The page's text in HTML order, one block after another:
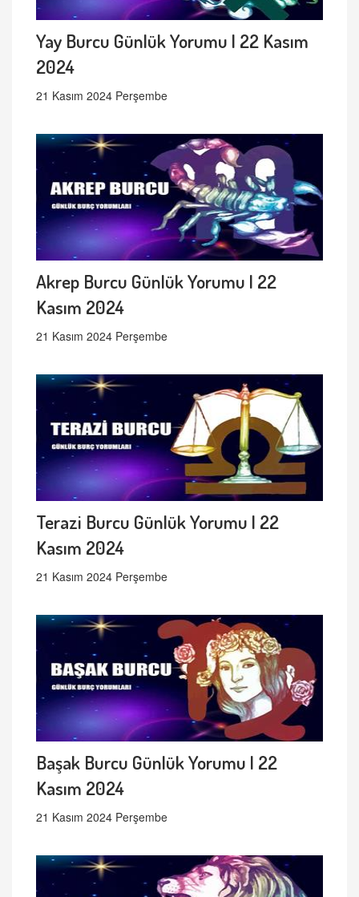
Yay Burcu Günlük Yorumu | 22 Kasım
2024
21 Kasım 2024 Perşembe
Akrep Burcu Günlük Yorumu | 22
Kasım 2024
21 Kasım 2024 Perşembe
Terazi Burcu Günlük Yorumu | 22
Kasım 2024
21 Kasım 2024 Perşembe
Başak Burcu Günlük Yorumu | 22
Kasım 2024
21 Kasım 2024 Perşembe